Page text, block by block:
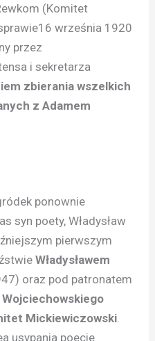
(Komitet
września 1920
przez
i sekretarza
zbierania wszelkich
z Adamem
ponownie
syn poety, Władysław
pierwszym
Władysławem
oraz pod patronatem
Wojciechowskiego
Mickiewiczowski.
usypania poecie